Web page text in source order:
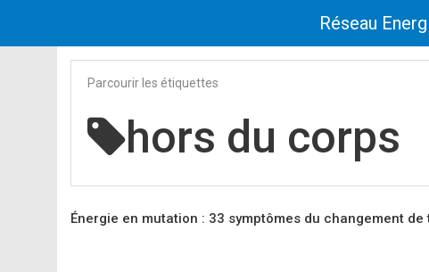
Réseau
Parcourir les étiquettes
hors du corps
Énergie en mutation : 33 symptômes du changement